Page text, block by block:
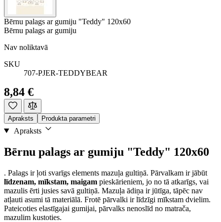
Bērnu palags ar gumiju "Teddy" 120x60
Bērnu palags ar gumiju
Nav noliktavā
SKU
707-PJER-TEDDYBEAR
8,84 €
Apraksts Produkta parametri
Apraksts
Bērnu palags ar gumiju "Teddy" 120x60
. Palags ir ļoti svarīgs elements mazuļa gultiņā. Pārvalkam ir jābūt
līdzenam, mīkstam, maigam pieskārieniem, jo no tā atkarīgs, vai
mazulis ērti jusies savā gultiņā. Mazuļa ādiņa ir jūtīga, tāpēc nav
atļauti asumi tā materiālā. Frotē pārvalki ir līdzīgi mīkstam dvielim.
Pateicoties elastīgajai gumijai, pārvalks nenoslīd no matrača,
mazulim kustoties.